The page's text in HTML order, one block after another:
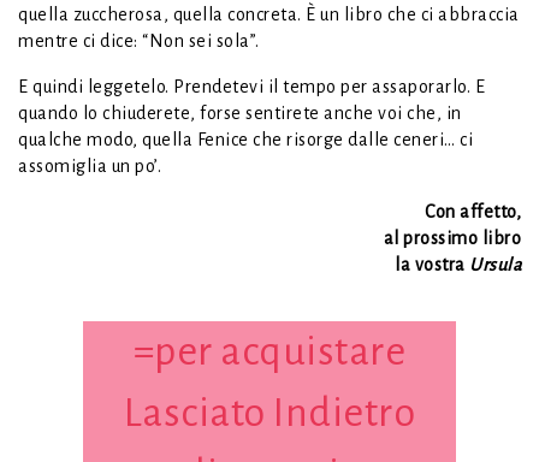
quella zuccherosa, quella concreta. È un libro che ci abbraccia
mentre ci dice: “Non sei sola”.
E quindi leggetelo. Prendetevi il tempo per assaporarlo. E
quando lo chiuderete, forse sentirete anche voi che, in
qualche modo, quella Fenice che risorge dalle ceneri… ci
assomiglia un po’.
Con affetto,
al prossimo libro
la vostra Ursula
=per acquistare
Lasciato Indietro